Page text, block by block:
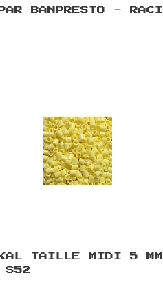
BANPRESTO -
TAILLE MIDI 5
S52